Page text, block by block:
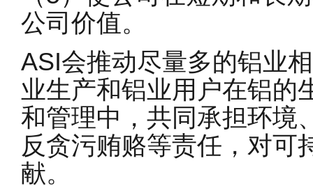
公司价值。
ASI会推动尽量多的铝业
业生产和铝业用户在铝的
和管理中，共同承担环境
反贪污贿赂等责任，对可
献。